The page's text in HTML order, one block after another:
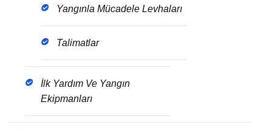
Yangınla Mücadele Levhaları
Talimatlar
İlk Yardım Ve Yangın
Ekipmanları